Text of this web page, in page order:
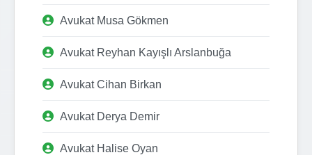
Avukat Musa Gökmen
Avukat Reyhan Kayışlı Arslanbuğa
Avukat Cihan Birkan
Avukat Derya Demir
Avukat Halise Oyan